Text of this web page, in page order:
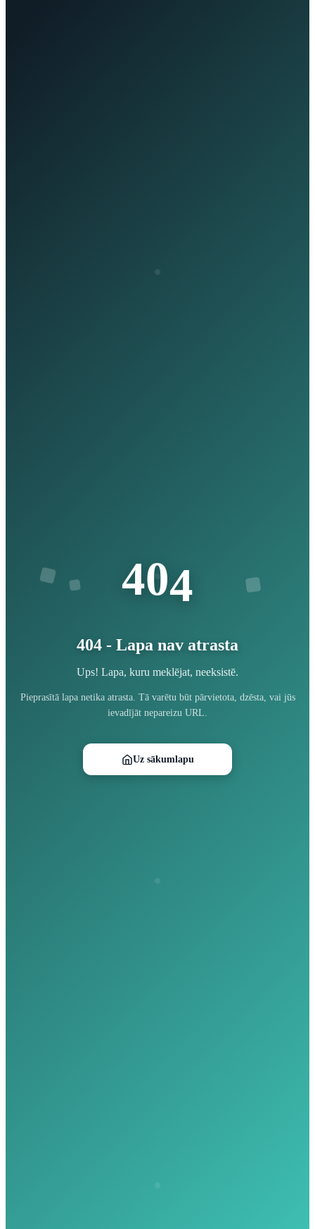
404
404 - Lapa nav atrasta
Ups! Lapa, kuru meklējat, neeksistē.
Pieprasītā lapa netika atrasta. Tā varētu būt pārvietota, dzēsta, vai jūs
ievadījāt nepareizu URL.
Uz sākumlapu